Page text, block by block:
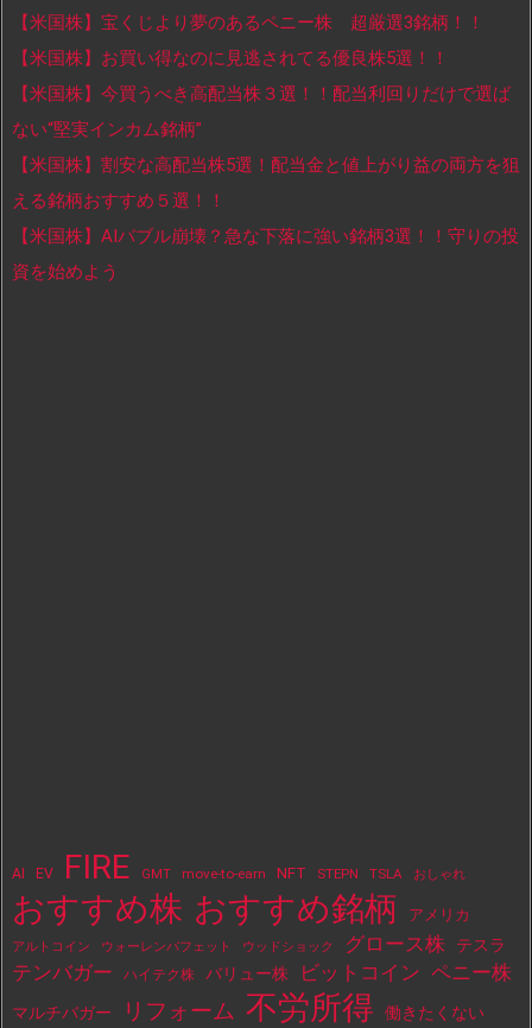
【米国株】宝くじより夢のあるペニー株 超厳選3銘柄！！
【米国株】お買い得なのに見逃されてる優良株5選！！
【米国株】今買うべき高配当株３選！！配当利回りだけで選ば
ない“堅実インカム銘柄”
【米国株】割安な高配当株5選！配当金と値上がり益の両方を狙
える銘柄おすすめ５選！！
【米国株】AIバブル崩壊？急な下落に強い銘柄3選！！守りの投
資を始めよう
AI EV FIRE GMT move-to-earn NFT STEPN TSLA おしゃれ
おすすめ株 おすすめ銘柄 アメリカ
アルトコイン ウォーレンバフェット ウッドショック グロース株 テスラ
テンバガー ハイテク株 バリュー株 ビットコイン ペニー株
マルチバガー リフォーム 不労所得 働きたくない